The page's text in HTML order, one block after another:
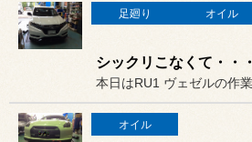
足廻り オイル
シックリこなくて・・・
オイル